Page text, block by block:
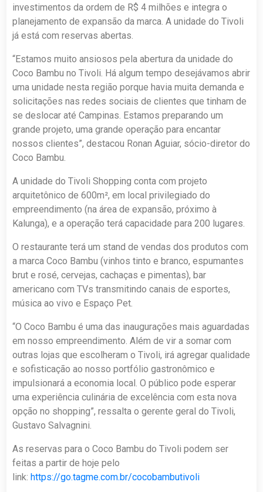
investimentos da ordem de R$ 4 milhões e integra o
planejamento de expansão da marca. A unidade do Tivoli
já está com reservas abertas.
“Estamos muito ansiosos pela abertura da unidade do
Coco Bambu no Tivoli. Há algum tempo desejávamos abrir
uma unidade nesta região porque havia muita demanda e
solicitações nas redes sociais de clientes que tinham de
se deslocar até Campinas. Estamos preparando um
grande projeto, uma grande operação para encantar
nossos clientes”, destacou Ronan Aguiar, sócio-diretor do
Coco Bambu.
A unidade do Tivoli Shopping conta com projeto
arquitetônico de 600m², em local privilegiado do
empreendimento (na área de expansão, próximo à
Kalunga), e a operação terá capacidade para 200 lugares.
O restaurante terá um stand de vendas dos produtos com
a marca Coco Bambu (vinhos tinto e branco, espumantes
brut e rosé, cervejas, cachaças e pimentas), bar
americano com TVs transmitindo canais de esportes,
música ao vivo e Espaço Pet.
“O Coco Bambu é uma das inaugurações mais aguardadas
em nosso empreendimento. Além de vir a somar com
outras lojas que escolheram o Tivoli, irá agregar qualidade
e sofisticação ao nosso portfólio gastronômico e
impulsionará a economia local. O público pode esperar
uma experiência culinária de excelência com esta nova
opção no shopping”, ressalta o gerente geral do Tivoli,
Gustavo Salvagnini.
As reservas para o Coco Bambu do Tivoli podem ser
feitas a partir de hoje pelo
link: https://go.tagme.com.br/cocobambutivoli